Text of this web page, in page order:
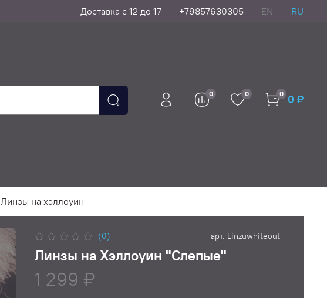
Доставка с 12 до 17 +79857630305 EN RU
0 0 0 0 ₽
Линзы на хэллоуин
(0) арт. Linzuwhiteout
Линзы на Хэллоуин "Слепые"
1 299 ₽